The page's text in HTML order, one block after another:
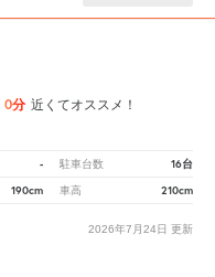
0分 近くてオススメ！
- 駐車台数 16台
190cm 車高 210cm
2026年7月24日 更新